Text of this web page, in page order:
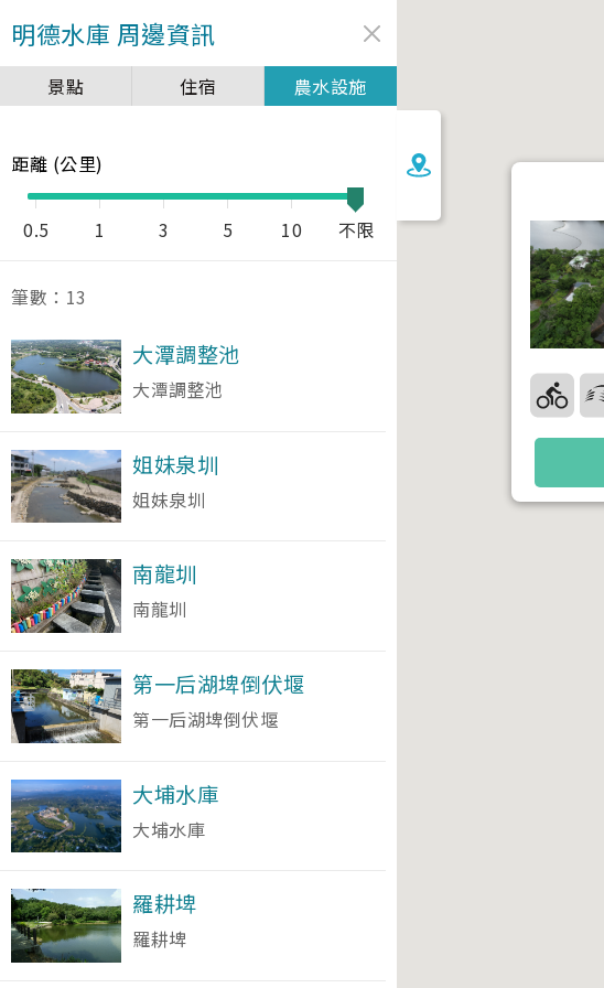
明德水庫 周邊資訊
景點 住宿 農水設施
距離 (公里)
0.5 1 3 5 10 不限
筆數： 13
大潭調整池
大潭調整池
姐妹泉圳
姐妹泉圳
南龍圳
南龍圳
第⼀后湖埤倒伏堰
第⼀后湖埤倒伏堰
大埔水庫
大埔水庫
羅耕埤
羅耕埤